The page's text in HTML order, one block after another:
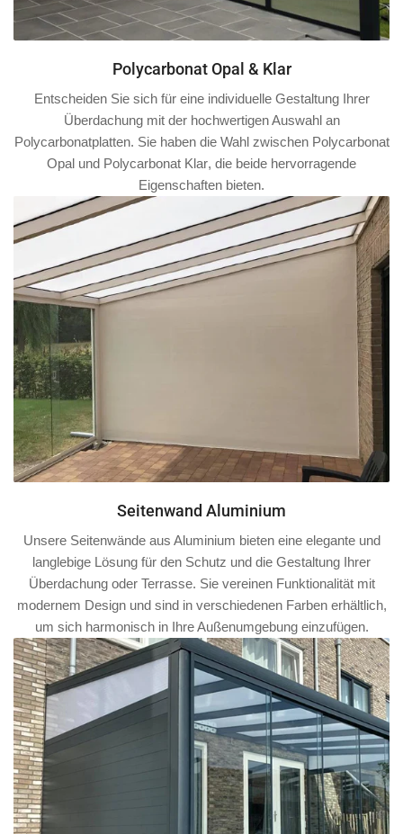
Polycarbonat Opal & Klar
Entscheiden Sie sich für eine individuelle Gestaltung Ihrer
Überdachung mit der hochwertigen Auswahl an
Polycarbonatplatten. Sie haben die Wahl zwischen Polycarbonat
Opal und Polycarbonat Klar, die beide hervorragende
Eigenschaften bieten.
Seitenwand Aluminium
Unsere Seitenwände aus Aluminium bieten eine elegante und
langlebige Lösung für den Schutz und die Gestaltung Ihrer
Überdachung oder Terrasse. Sie vereinen Funktionalität mit
modernem Design und sind in verschiedenen Farben erhältlich,
um sich harmonisch in Ihre Außenumgebung einzufügen.